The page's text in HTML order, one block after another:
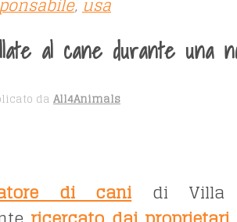
al cane durante una
da All4Animals
di canidi Villa